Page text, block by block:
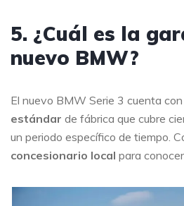
5. ¿Cuál es la
nuevo BMW?
El nuevo BMW Serie 3 cuenta con
estándar de fábrica que cubre
un periodo específico de tiempo.
concesionario local para